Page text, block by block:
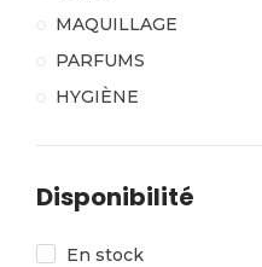
MAQUILLAGE
PARFUMS
HYGIÈNE
Disponibilité
En stock